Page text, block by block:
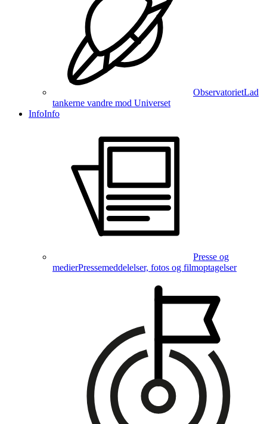
ObservatorietLad
tankerne vandre mod Universet
InfoInfo
Presse og
medierPressemeddelelser, fotos og filmoptagelser